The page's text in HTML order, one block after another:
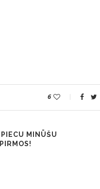
6
MINŪŠU